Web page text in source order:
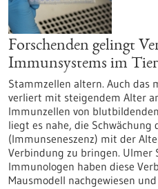
Forschenden gelingt
Immunsystems im
Stammzellen altern. Auch das
verliert mit steigendem Alter
Immunzellen von
liegt es nahe, die Schwächung
(Immunseneszenz) mit der
Verbindung zu bringen. Ulmer
Immunologen haben diese
Mausmodell nachgewiesen